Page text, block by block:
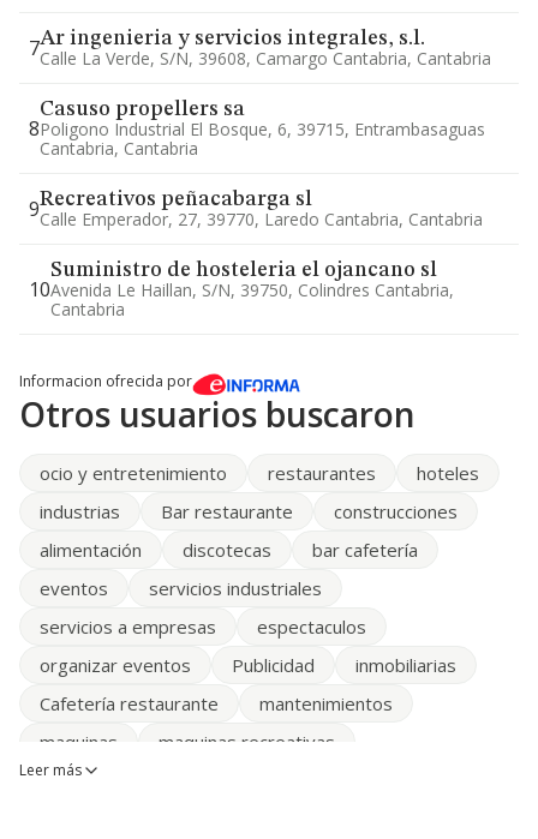
7Ar ingenieria y servicios integrales, s.l.
Calle La Verde, S/n, 39608, Camargo Cantabria, Cantabria
8
Casuso propellers sa
Poligono Industrial El Bosque, 6, 39715, Entrambasaguas
Cantabria, Cantabria
9Recreativos peñacabarga sl
Calle Emperador, 27, 39770, Laredo Cantabria, Cantabria
10
Suministro de hosteleria el ojancano sl
Avenida Le Haillan, S/n, 39750, Colindres Cantabria,
Cantabria
Informacion ofrecida por
Otros usuarios buscaron
ocio y entretenimiento restaurantes
hoteles
industrias
Bar restaurante
construcciones
alimentación
discotecas
bar cafetería
eventos
servicios industriales
servicios a empresas
espectaculos
organizar eventos
Publicidad
inmobiliarias
Cafetería restaurante
mantenimientos
maquinas
maquinas recreativas
Leer más